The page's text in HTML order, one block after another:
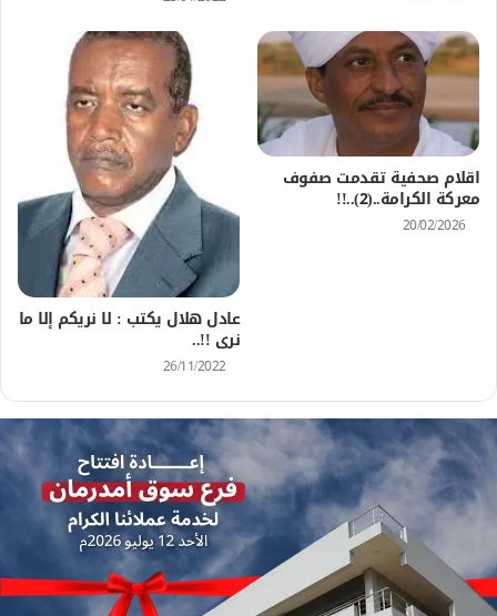
اقلام صحفية تقدمت صفوف
معركة الكرامة..(2)..!!
20/02/2026
عادل هلال يكتب : لا نريكم إلا ما
نرى !!..
26/11/2022